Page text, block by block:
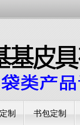
制 书包定制